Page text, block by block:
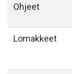
Ohjeet
Lomakkeet